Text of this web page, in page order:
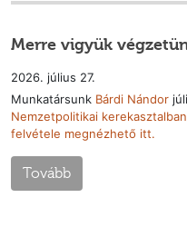
Merre vigyük
2026. július 27.
Munkatársunk Bárdi Nándor
Nemzetpolitikai kerekasztalban
felvétele megnézhető itt.
Tovább